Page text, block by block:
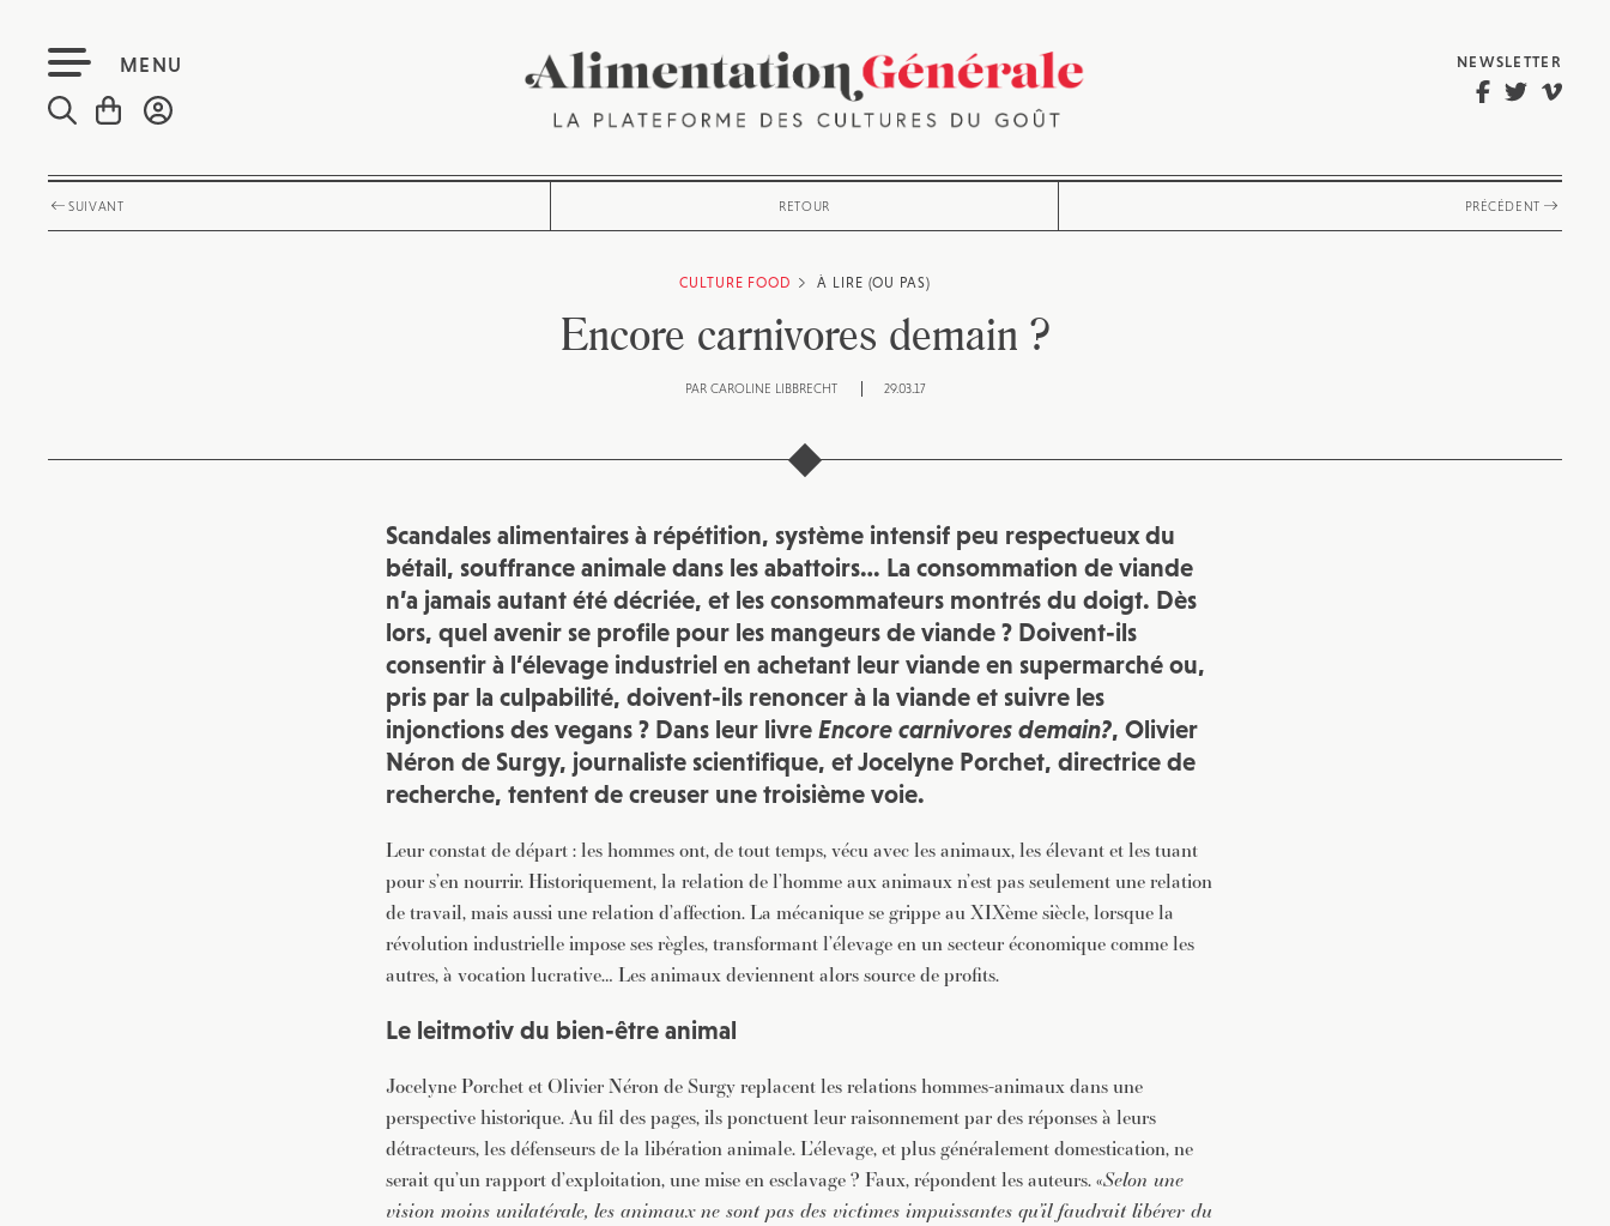
MENU NEWSLETTER
SUIVANT RETOUR PRÉCÉDENT
CULTURE FOOD À LIRE (OU PAS)
Encore carnivores demain ?
PAR CAROLINE LIBBRECHT 29.03.17
Scandales alimentaires à répétition, système intensif peu respectueux du
bétail, souffrance animale dans les abattoirs… La consommation de viande
n’a jamais autant été décriée, et les consommateurs montrés du doigt. Dès
lors, quel avenir se profile pour les mangeurs de viande ? Doivent-ils
consentir à l’élevage industriel en achetant leur viande en supermarché ou,
pris par la culpabilité, doivent-ils renoncer à la viande et suivre les
injonctions des vegans ? Dans leur livre Encore carnivores demain?, Olivier
Néron de Surgy, journaliste scientifique, et Jocelyne Porchet, directrice de
recherche, tentent de creuser une troisième voie.
Leur constat de départ : les hommes ont, de tout temps, vécu avec les animaux, les élevant et les tuant
pour s’en nourrir. Historiquement, la relation de l’homme aux animaux n’est pas seulement une relation
de travail, mais aussi une relation d’affection. La mécanique se grippe au XIXème siècle, lorsque la
révolution industrielle impose ses règles, transformant l’élevage en un secteur économique comme les
autres, à vocation lucrative… Les animaux deviennent alors source de profits.
Le leitmotiv du bien-être animal
Jocelyne Porchet et Olivier Néron de Surgy replacent les relations hommes-animaux dans une
perspective historique. Au fil des pages, ils ponctuent leur raisonnement par des réponses à leurs
détracteurs, les défenseurs de la libération animale. L’élevage, et plus généralement domestication, ne
serait qu’un rapport d’exploitation, une mise en esclavage ? Faux, répondent les auteurs. «Selon une
vision moins unilatérale, les animaux ne sont pas des victimes impuissantes qu’il faudrait libérer du
JE M'INSCRIS À LA NEWSLETTER
Pour recevoir toutes les deux semaines notre lettre d’info avec une
sélection d’articles …